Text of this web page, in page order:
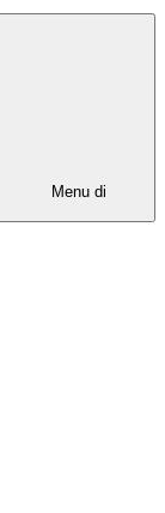
Menu di